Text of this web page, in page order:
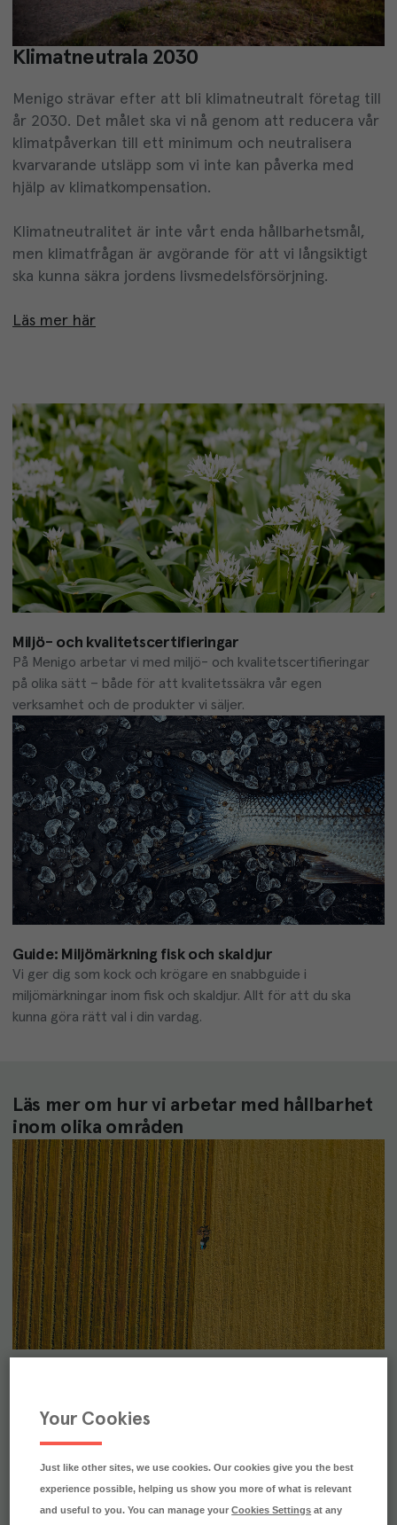
Klimatneutrala 2030
Menigo strävar efter att bli klimatneutralt företag till
år 2030. Det målet ska vi nå genom att reducera vår
klimatpåverkan till ett minimum och neutralisera
kvarvarande utsläpp som vi inte kan påverka med
hjälp av klimatkompensation.
Klimatneutralitet är inte vårt enda hållbarhetsmål,
men klimatfrågan är avgörande för att vi långsiktigt
ska kunna säkra jordens livsmedelsförsörjning.
Läs mer här
Miljö- och kvalitetscertifieringar
På Menigo arbetar vi med miljö- och kvalitetscertifieringar
på olika sätt – både för att kvalitetssäkra vår egen
verksamhet och de produkter vi säljer.
Guide: Miljömärkning fisk och skaldjur
Vi ger dig som kock och krögare en snabbguide i
miljömärkningar inom fisk och skaldjur. Allt för att du ska
kunna göra rätt val i din vardag.
Läs mer om hur vi arbetar med hållbarhet
inom olika områden
är en nödvändighet för att minska vår negativa påverkan på
Your Cookies
Just like other sites, we use cookies. Our cookies give you the best
experience possible, helping us show you more of what is relevant
and useful to you. You can manage yourCookies Settings at any